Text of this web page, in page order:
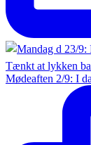
Mødeaften 2/9: I